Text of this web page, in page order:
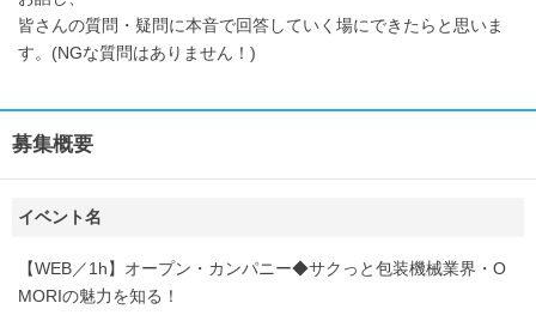
皆さんの質問・疑問に本音で回答していく場にできたらと思いま
す。(NGな質問はありません！)
募集概要
イベント名
【WEB／1h】オープン・カンパニー◆サクっと包装機械業界・O
MORIの魅力を知る！